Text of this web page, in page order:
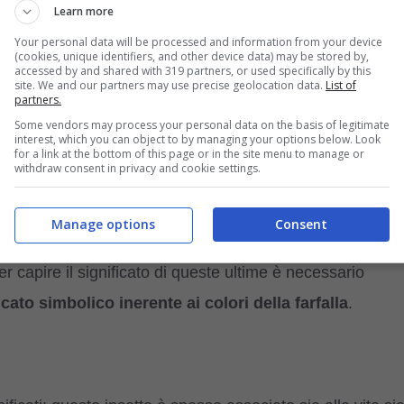
umano che, nel corso della sua vita, ha la
farfalla, sia che essa stia volando sia che essa si
quest’ultimo cambia a seconda delcolore della
il significato in base al
della natura, uno spettacolo eccezionale. Le farfalle
capire il significato di queste ultime è necessario
simbolico inerente ai colori della farfalla.
Learn more
Your personal data will be processed and information from your device
(cookies, unique identifiers, and other device data) may be stored by,
accessed by and shared with 319 partners, or used specifically by this
site. We and our partners may use precise geolocation data. List of
partners.
Some vendors may process your personal data on the basis of legitimate
interest, which you can object to by managing your options below. Look
for a link at the bottom of this page or in the site menu to manage or
withdraw consent in privacy and cookie settings.
Consent
Manage options